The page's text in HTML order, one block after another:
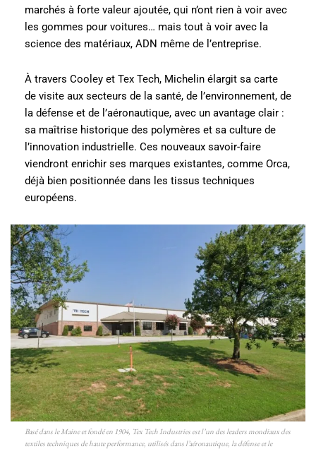
marchés à forte valeur ajoutée, qui n’ont rien à voir avec
les gommes pour voitures… mais tout à voir avec la
science des matériaux, ADN même de l’entreprise.
À travers Cooley et Tex Tech, Michelin élargit sa carte
de visite aux secteurs de la santé, de l’environnement, de
la défense et de l’aéronautique, avec un avantage clair :
sa maîtrise historique des polymères et sa culture de
l’innovation industrielle. Ces nouveaux savoir-faire
viendront enrichir ses marques existantes, comme Orca,
déjà bien positionnée dans les tissus techniques
européens.
Basé dans le Maine et fondé en 1904, Tex Tech Industries est l’un des leaders mondiaux des
textiles techniques de haute performance, utilisés dans l’aéronautique, la défense et le